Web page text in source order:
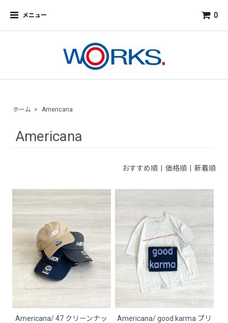
メニュー 0
ホーム > Americana
Americana
おすすめ順| 価格順 | 新着順
Americana/ 47 クリーンナッ
Americana/ good karma プリ